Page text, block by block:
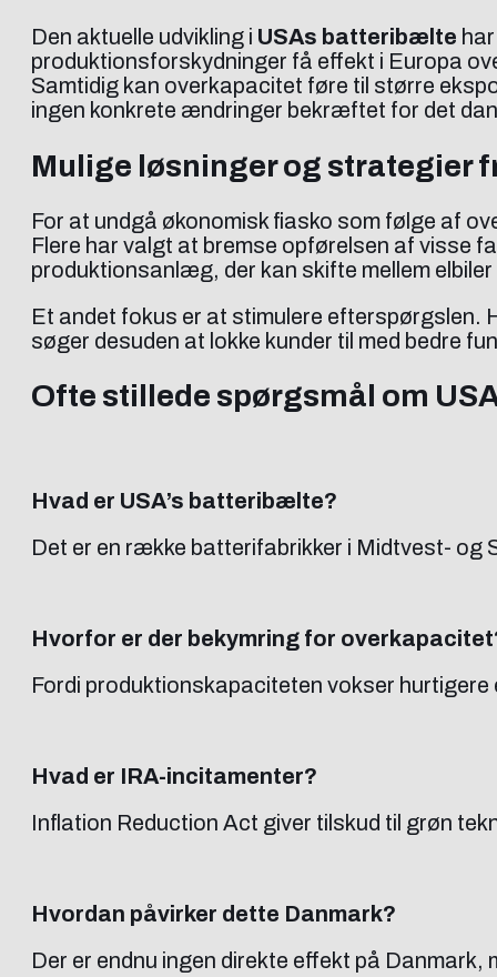
Den aktuelle udvikling i USAs batteribælte
produktionsforskydninger få effekt i Europa
Samtidig kan overkapacitet føre til større
ingen konkrete ændringer bekræftet for det
Mulige løsninger og strategier
For at undgå økonomisk fiasko som følge af
Flere har valgt at bremse opførelsen af visse
produktionsanlæg, der kan skifte mellem
Et andet fokus er at stimulere
søger desuden at lokke kunder til med bedre
Ofte stillede spørgsmål om
Hvad er USA’s batteribælte?
Det er en række batterifabrikker i Midtvest- og
Hvorfor er der bekymring for
Fordi produktionskapaciteten vokser
Hvad er IRA-incitamenter?
Inflation Reduction Act giver tilskud til grøn
Hvordan påvirker dette Danmark?
Der er endnu ingen direkte effekt på